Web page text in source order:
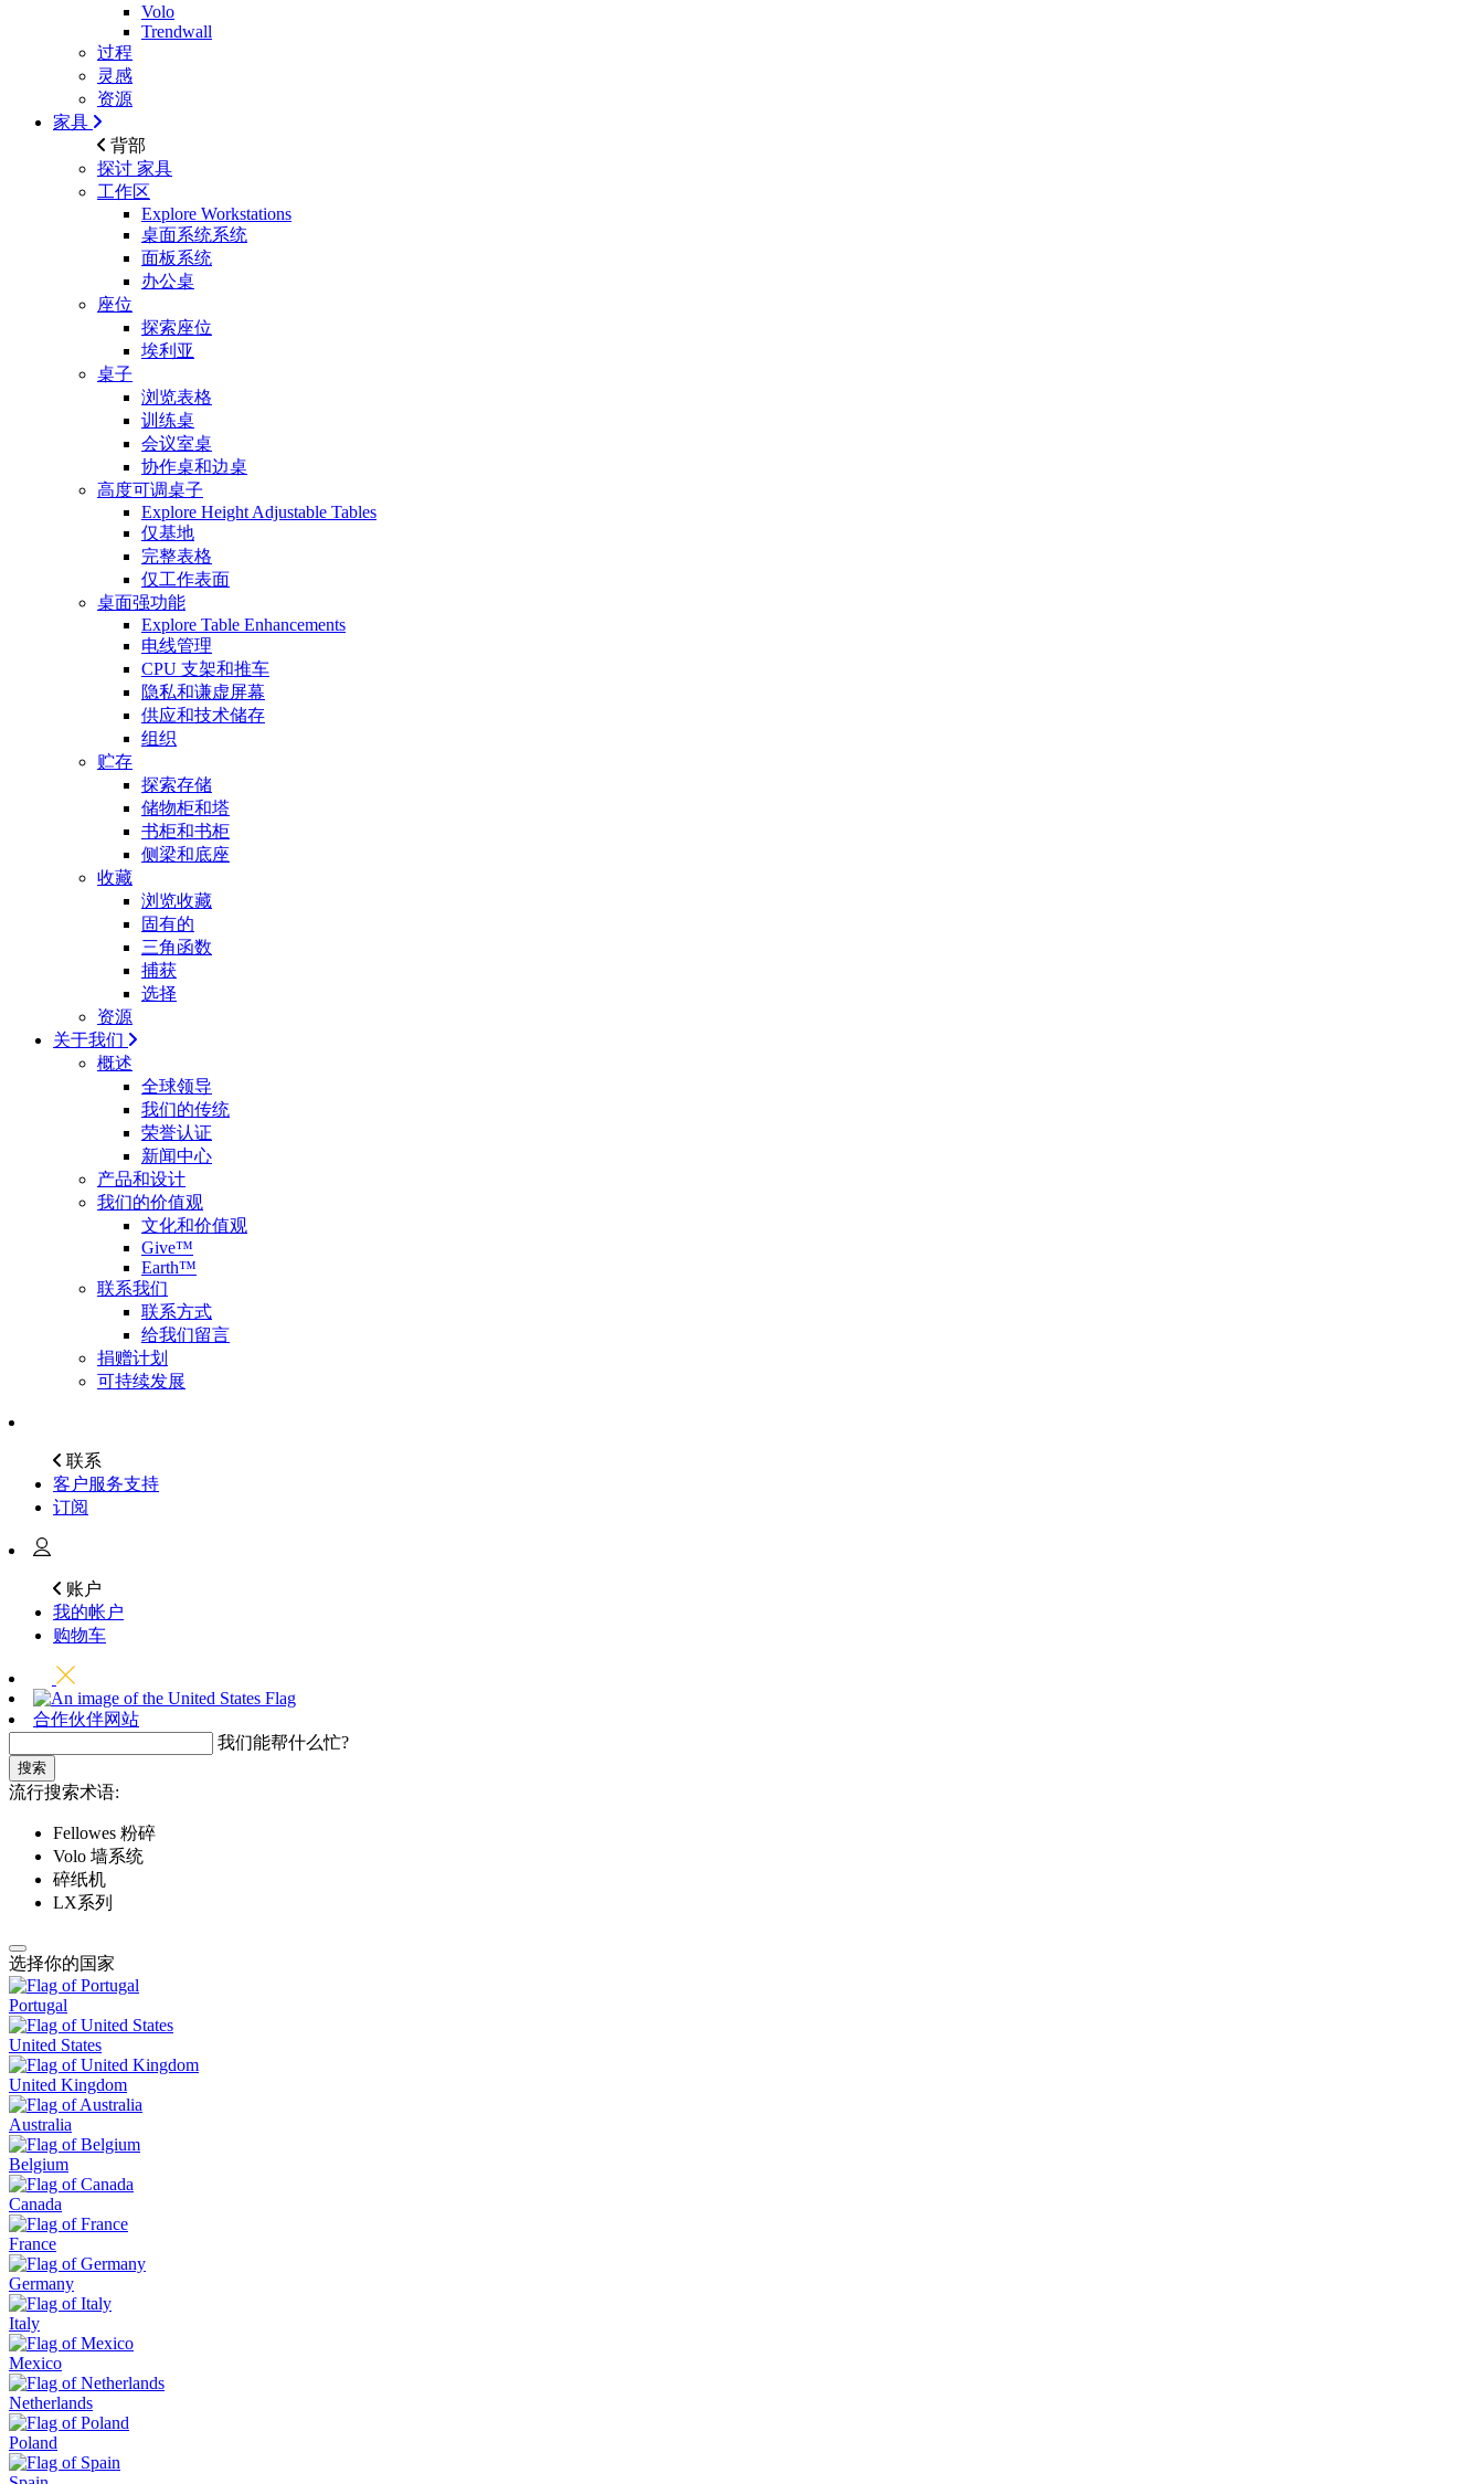
Volo
Trendwall
过程
灵感
资源
家具
背部
探讨 家具
工作区
Explore Workstations
桌面系统系统
面板系统
办公桌
座位
探索座位
埃利亚
桌子
浏览表格
训练桌
会议室桌
协作桌和边桌
高度可调桌子
Explore Height Adjustable Tables
仅基地
完整表格
仅工作表面
桌面强功能
Explore Table Enhancements
电线管理
CPU 支架和推车
隐私和谦虚屏幕
供应和技术储存
组织
贮存
探索存储
储物柜和塔
书柜和书柜
侧梁和底座
收藏
浏览收藏
固有的
三角函数
捕获
选择
资源
关于我们
概述
全球领导
我们的传统
荣誉认证
新闻中心
产品和设计
我们的价值观
文化和价值观
Give™
Earth™
联系我们
联系方式
给我们留言
捐赠计划
可持续发展
联系
客户服务支持
订阅
账户
我的帐户
购物车
合作伙伴网站
我们能帮什么忙?
搜索
流行搜索术语:
Fellowes 粉碎
Volo 墙系统
碎纸机
LX系列
选择你的国家
Portugal
United States
United Kingdom
Australia
Belgium
Canada
France
Germany
Italy
Mexico
Netherlands
Poland